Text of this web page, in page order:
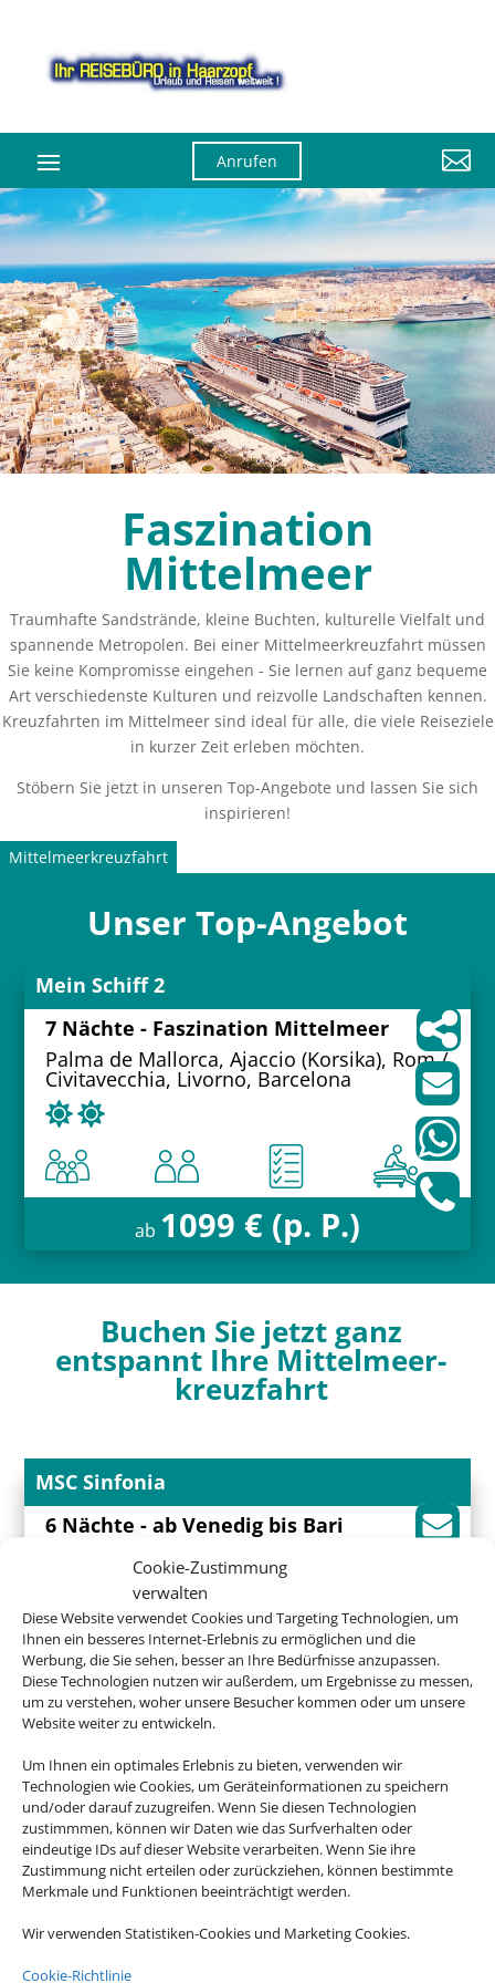
Cookie-Zustimmung
verwalten
Diese Website verwendet Cookies und Targeting Technologien, um
Ihnen ein besseres Internet-Erlebnis zu ermöglichen und die
Werbung, die Sie sehen, besser an Ihre Bedürfnisse anzupassen.
Diese Technologien nutzen wir außerdem, um Ergebnisse zu messen,
um zu verstehen, woher unsere Besucher kommen oder um unsere
Website weiter zu entwickeln.
Um Ihnen ein optimales Erlebnis zu bieten, verwenden wir
Technologien wie Cookies, um Geräteinformationen zu speichern
und/oder darauf zuzugreifen. Wenn Sie diesen Technologien
zustimmmen, können wir Daten wie das Surfverhalten oder
eindeutige IDs auf dieser Website verarbeiten. Wenn Sie ihre
Zustimmung nicht erteilen oder zurückziehen, können bestimmte
Merkmale und Funktionen beeinträchtigt werden.
Wir verwenden Statistiken-Cookies und Marketing Cookies.
Cookie-Richtlinie
Anrufen 
Faszination
Mittelmeer
Traumhafte Sandstrände, kleine Buchten, kulturelle Vielfalt und
spannende Metropolen. Bei einer Mittelmeerkreuzfahrt müssen
Sie keine Kompromisse eingehen - Sie lernen auf ganz bequeme
Art verschiedenste Kulturen und reizvolle Landschaften kennen.
Kreuzfahrten im Mittelmeer sind ideal für alle, die viele Reiseziele
in kurzer Zeit erleben möchten.
Stöbern Sie jetzt in unseren Top-Angebote und lassen Sie sich
inspirieren!
Mittelmeerkreuzfahrt
Unser Top-Angebot
Mein Schiff 2
7 Nächte - Faszination Mittelmeer
Palma de Mallorca, Ajaccio (Korsika), Rom /
Civitavecchia, Livorno, Barcelona
ab 1099 € (p. P.)
Buchen Sie jetzt ganz
entspannt Ihre Mittelmeer­
kreuzfahrt
MSC Sinfonia
6 Nächte - ab Venedig bis Bari
Venedig - Bari - Athen (Piräus) - Mykonos -
ab455 €
AIDAdiva
12 Nächte - Spanien, Portugal &
Kanaren
Palma de Mallorca, Alicante, Cádiz,
Lissabon, Arrecife / Lanzarote, Malaga und
2 weitere Häfen